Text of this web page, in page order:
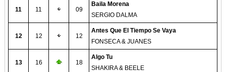
11 11 09
Baila Morena
SERGIO DALMA
12 12 12
Antes Que El Tiempo Se Vaya
FONSECA & JUANES
13 16 18
Algo Tu
SHAKIRA & BEELE